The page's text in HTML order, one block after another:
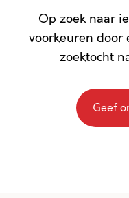
Op zoek naar
voorkeuren
zoektocht
Geef